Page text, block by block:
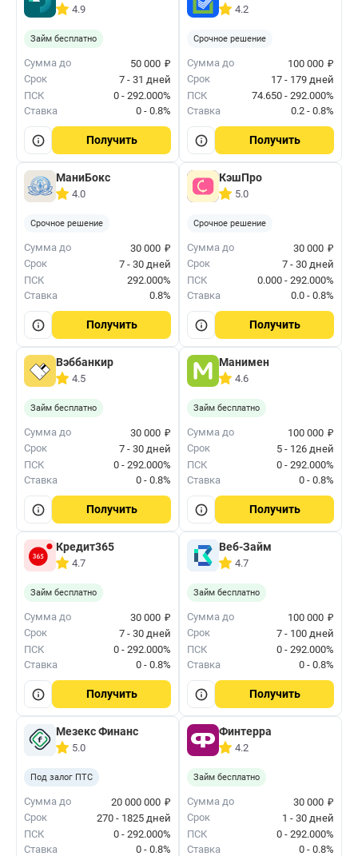
4.9
Займ бесплатно
Сумма до 50 000 ₽
Срок
7 - 31 дней
ПСК
0 - 292.000%
Ставка
0 - 0.8%
Получить
4.2
Срочное решение
Сумма до 100 000 ₽
Срок
17 - 179 дней
ПСК
74.650 - 292.000%
Ставка
0.2 - 0.8%
Получить
МаниБокс
4.0
Срочное решение
Сумма до 30 000 ₽
Срок
7 - 30 дней
ПСК
292.000%
Ставка
0.8%
Получить
КэшПро
5.0
Срочное решение
Сумма до 30 000 ₽
Срок
7 - 30 дней
ПСК
0.000 - 292.000%
Ставка
0.0 - 0.8%
Получить
Вэббанкир
4.5
Займ бесплатно
Сумма до 30 000 ₽
Срок
7 - 30 дней
ПСК
0 - 292.000%
Ставка
0 - 0.8%
Получить
Манимен
4.6
Займ бесплатно
Сумма до 100 000 ₽
Срок
5 - 126 дней
ПСК
0 - 292.000%
Ставка
0 - 0.8%
Получить
Кредит365
4.7
Займ бесплатно
Сумма до 30 000 ₽
Срок
7 - 30 дней
ПСК
0 - 292.000%
Ставка
0 - 0.8%
Получить
Веб-Займ
4.7
Займ бесплатно
Сумма до 100 000 ₽
Срок
7 - 100 дней
ПСК
0 - 292.000%
Ставка
0 - 0.8%
Получить
Мезекс Финанс
5.0
Под залог ПТС
Сумма до 20 000 000 ₽
Срок
270 - 1825 дней
ПСК
0 - 292.000%
Ставка
0 - 0.8%
Финтерра
4.2
Займ бесплатно
Сумма до 30 000 ₽
Срок
1 - 30 дней
ПСК
0 - 292.000%
Ставка
0 - 0.8%